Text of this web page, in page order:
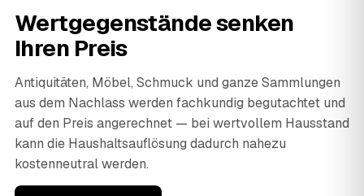
Wertgegenstände senken
Ihren Preis
Antiquitäten, Möbel, Schmuck und ganze Sammlungen
aus dem Nachlass werden fachkundig begutachtet und
auf den Preis angerechnet — bei wertvollem Hausstand
kann die Haushaltsauflösung dadurch nahezu
kostenneutral werden.